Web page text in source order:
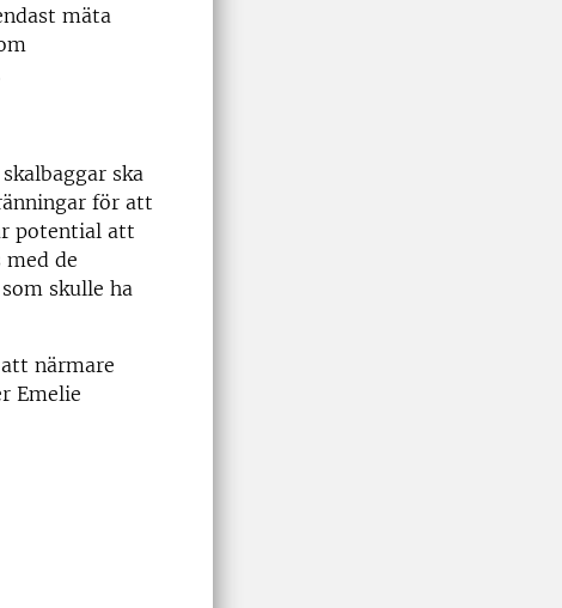
mäta
ska
för att
potential att
de
skulle ha
närmare
Emelie